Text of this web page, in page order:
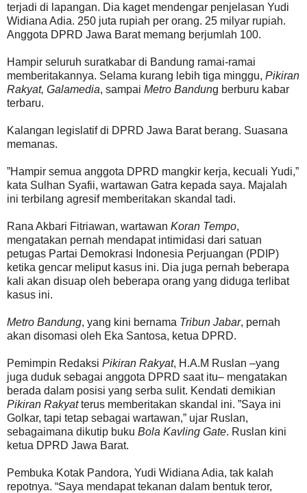
terjadi di lapangan. Dia kaget mendengar penjelasan Yudi
Widiana Adia. 250 juta rupiah per orang. 25 milyar rupiah.
Anggota DPRD Jawa Barat memang berjumlah 100.
Hampir seluruh suratkabar di Bandung ramai-ramai
memberitakannya. Selama kurang lebih tiga minggu, Pikiran
Rakyat, Galamedia, sampai Metro Bandung berburu kabar
terbaru.
Kalangan legislatif di DPRD Jawa Barat berang. Suasana
memanas.
”Hampir semua anggota DPRD mangkir kerja, kecuali Yudi,”
kata Sulhan Syafii, wartawan Gatra kepada saya. Majalah
ini terbilang agresif memberitakan skandal tadi.
Rana Akbari Fitriawan, wartawan Koran Tempo,
mengatakan pernah mendapat intimidasi dari satuan
petugas Partai Demokrasi Indonesia Perjuangan (PDIP)
ketika gencar meliput kasus ini. Dia juga pernah beberapa
kali akan disuap oleh beberapa orang yang diduga terlibat
kasus ini.
Metro Bandung, yang kini bernama Tribun Jabar, pernah
akan disomasi oleh Eka Santosa, ketua DPRD.
Pemimpin Redaksi Pikiran Rakyat, H.A.M Ruslan –yang
juga duduk sebagai anggota DPRD saat itu– mengatakan
berada dalam posisi yang serba sulit. Kendati demikian
Pikiran Rakyatterus memberitakan skandal ini. ”Saya ini
Golkar, tapi tetap sebagai wartawan,” ujar Ruslan,
sebagaimana dikutip buku Bola Kavling Gate. Ruslan kini
ketua DPRD Jawa Barat.
Pembuka Kotak Pandora, Yudi Widiana Adia, tak kalah
repotnya. “Saya mendapat tekanan dalam bentuk teror,